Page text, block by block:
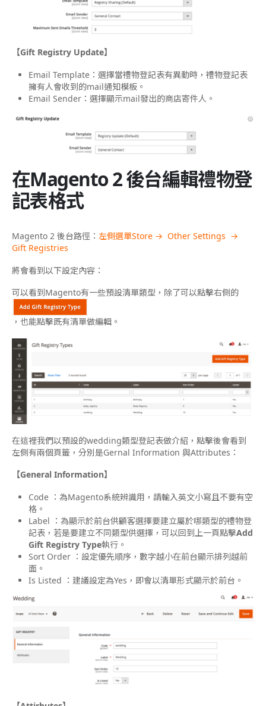
【Gift Registry Update】
Email Template：選擇當禮物登記表有異動時，禮物登記表
擁有人會收到的mail通知模板。
Email Sender：選擇顯示mail發出的商店寄件人。
在Magento 2 後台編輯禮物登
記表格式
Magento 2 後台路徑： 左側選單Store → Other Settings →
Gift Registries
將會看到以下設定內容：
可以看到Magento有一些預設清單類型，除了可以點擊右側的
，也能點擊既有清單做編輯。
在這裡我們以預設的wedding類型登記表做介紹，點擊後會看到
左側有兩個頁籤，分別是Gernal Information 與Attributes：
【General Information】
Code ：為Magento系統辨識用，請輸入英文小寫且不要有空
格。
Label ：為顯示於前台供顧客選擇要建立屬於哪類型的禮物登
記表，若是要建立不同類型供選擇，可以回到上一頁點擊Add
Gift Registry Type執行。
Sort Order ：設定優先順序，數字越小在前台顯示排列越前
面。
Is Listed ：建議設定為Yes，即會以清單形式顯示於前台。